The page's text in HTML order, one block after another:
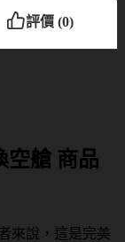
評價 (0)
空艙 商品
來說，這是完美